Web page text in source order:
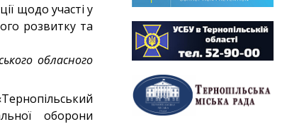
щодо участі у
розвитку та
обласного
оборони